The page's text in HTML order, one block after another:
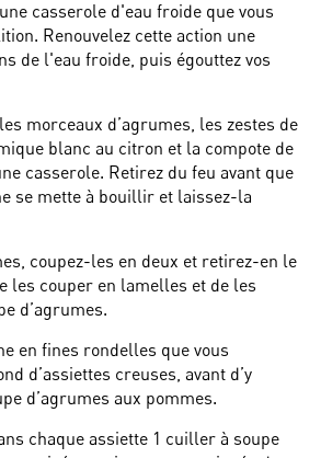
casserole d'eau froide que vous
Renouvelez cette action une
de l'eau froide, puis égouttez vos
morceaux d’agrumes, les zestes de
blanc au citron et la compote de
casserole. Retirez du feu avant que
se mette à bouillir et laissez-la
coupez-les en deux et retirez-en le
les couper en lamelles et de les
d’agrumes.
en fines rondelles que vous
d’assiettes creuses, avant d’y
d’agrumes aux pommes.
chaque assiette 1 cuiller à soupe